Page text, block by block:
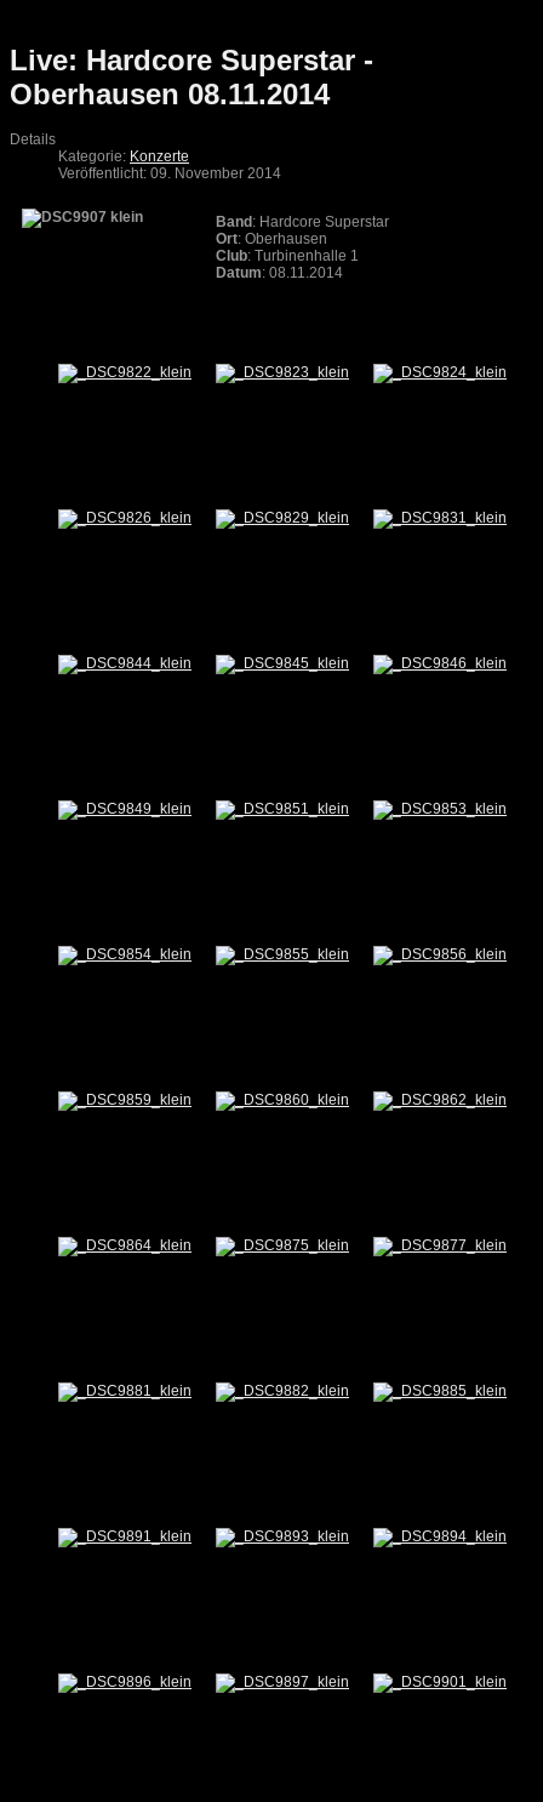
Live: Hardcore Superstar -
Oberhausen 08.11.2014
Details
Kategorie: Konzerte
Veröffentlicht: 09. November 2014
Band : Hardcore Superstar
Ort: Oberhausen
Club: Turbinenhalle 1
Datum: 08.11.2014